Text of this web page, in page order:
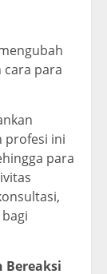
cara para
profesi ini
para